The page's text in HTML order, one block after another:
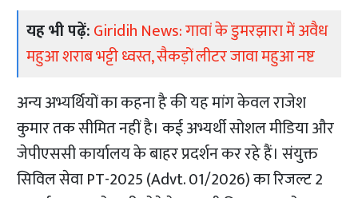
यह भी पढ़ें:Giridih News: गावां के डुमरझारा में अवैध
महुआ शराब भट्टी ध्वस्त, सैकड़ों लीटर जावा महुआ नष्ट
अन्य अभ्यर्थियों का कहना है की यह मांग केवल राजेश
कुमार तक सीमित नहीं है। कई अभ्यर्थी सोशल मीडिया और
जेपीएससी कार्यालय के बाहर प्रदर्शन कर रहे हैं। संयुक्त
सिविल सेवा PT-2025 (Advt. 01/2026) का रिजल्ट 2